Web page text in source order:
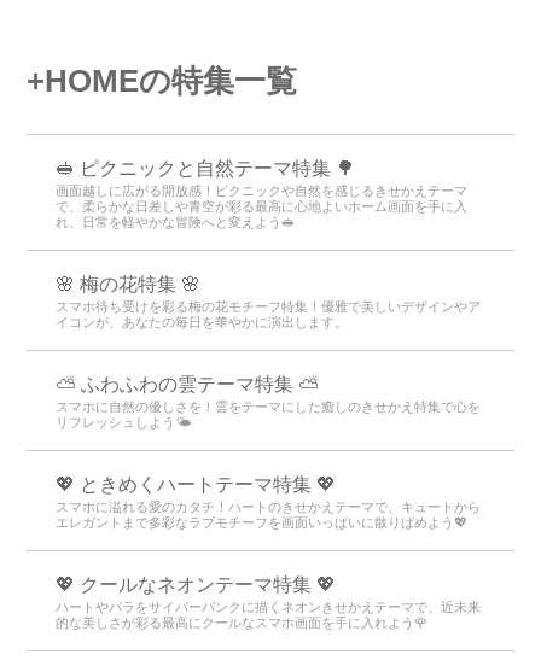
+HOMEの特集一覧
🥪 ピクニックと自然テーマ特集 🌳
画面越しに広がる開放感！ピクニックや自然を感じるきせかえテーマ
で、柔らかな日差しや青空が彩る最高に心地よいホーム画面を手に入
れ、日常を軽やかな冒険へと変えよう🥪
🌸 梅の花特集 🌸
スマホ待ち受けを彩る梅の花モチーフ特集！優雅で美しいデザインやア
イコンが、あなたの毎日を華やかに演出します。
⛅ ふわふわの雲テーマ特集 ⛅
スマホに自然の優しさを！雲をテーマにした癒しのきせかえ特集で心を
リフレッシュしよう🌤️
💖 ときめくハートテーマ特集 💖
スマホに溢れる愛のカタチ！ハートのきせかえテーマで、キュートから
エレガントまで多彩なラブモチーフを画面いっぱいに散りばめよう💖
💖 クールなネオンテーマ特集 💖
ハートやバラをサイバーパンクに描くネオンきせかえテーマで、近未来
的な美しさが彩る最高にクールなスマホ画面を手に入れよう🌹